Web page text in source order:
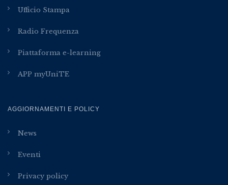
Ufficio Stampa
Radio Frequenza
Piattaforma e-learning
APP myUniTE
AGGIORNAMENTI E POLICY
News
Eventi
Privacy policy